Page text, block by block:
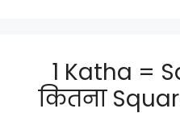
1 Katha =
कितना